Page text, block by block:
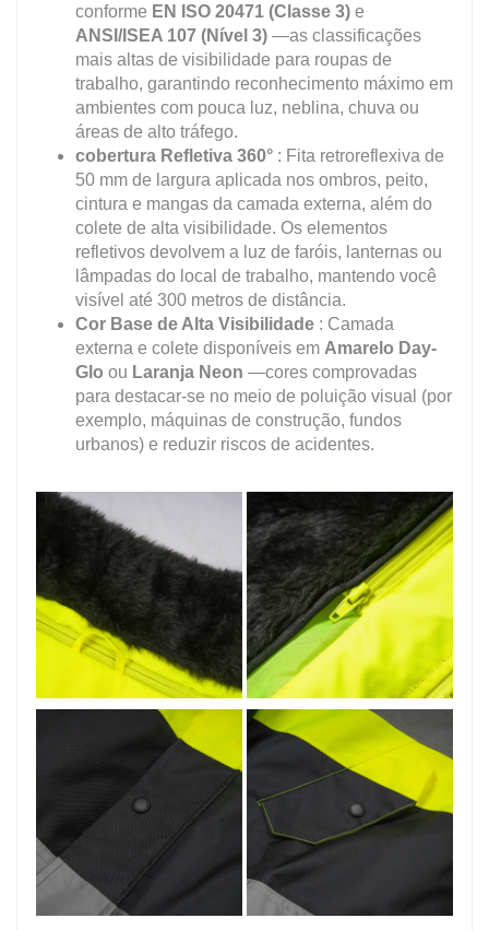
conforme EN ISO 20471 (Classe 3) e
ANSI/ISEA 107 (Nível 3) —as classificações
mais altas de visibilidade para roupas de
trabalho, garantindo reconhecimento máximo em
ambientes com pouca luz, neblina, chuva ou
áreas de alto tráfego.
cobertura Refletiva 360° : Fita retroreflexiva de
50 mm de largura aplicada nos ombros, peito,
cintura e mangas da camada externa, além do
colete de alta visibilidade. Os elementos
refletivos devolvem a luz de faróis, lanternas ou
lâmpadas do local de trabalho, mantendo você
visível até 300 metros de distância.
Cor Base de Alta Visibilidade : Camada
externa e colete disponíveis em Amarelo Day-
Glo ou Laranja Neon —cores comprovadas
para destacar-se no meio de poluição visual (por
exemplo, máquinas de construção, fundos
urbanos) e reduzir riscos de acidentes.